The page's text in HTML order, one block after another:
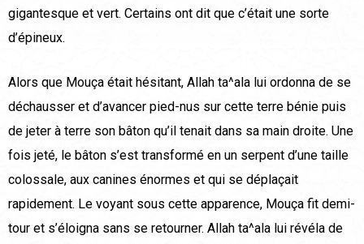
gigantesque et vert. Certains ont dit que c’était une sorte
d’épineux.
Alors que Mouça était hésitant, Allah ta^ala lui ordonna de se
déchausser et d’avancer pied-nus sur cette terre bénie puis
de jeter à terre son bâton qu’il tenait dans sa main droite. Une
fois jeté, le bâton s’est transformé en un serpent d’une taille
colossale, aux canines énormes et qui se déplaçait
rapidement. Le voyant sous cette apparence, Mouça fit demi-
tour et s’éloigna sans se retourner. Allah ta^ala lui révéla de